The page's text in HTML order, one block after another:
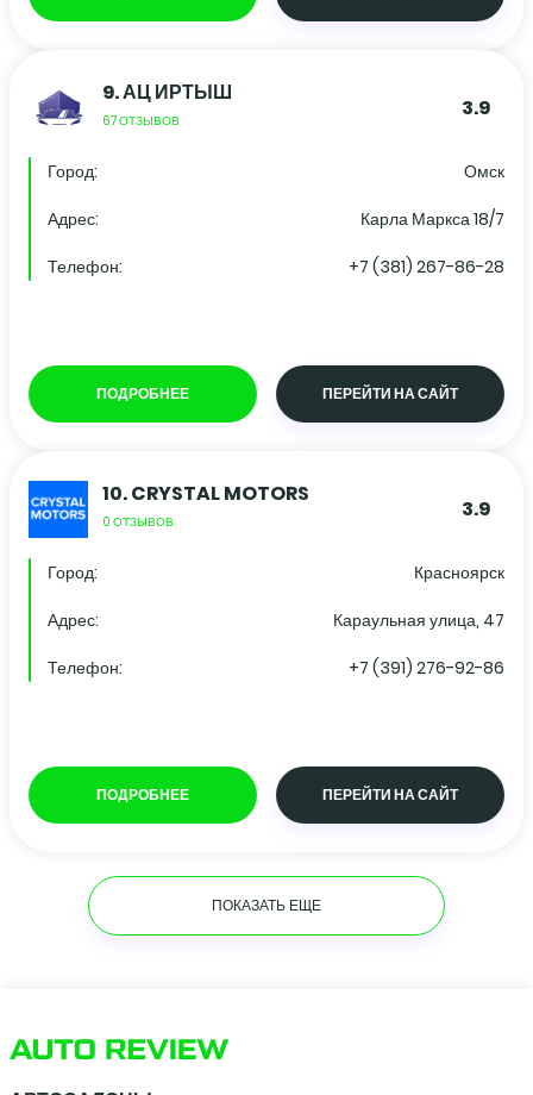
9.АЦ ИРТЫШ
67 ОТЗЫВОВ 3.9
Город:
Омск
Адрес:
Карла Маркса 18/7
Телефон:
+7 (381) 267-86-28
ПОДРОБНЕЕ ПЕРЕЙТИ НА САЙТ
10.CRYSTAL MOTORS
0 ОТЗЫВОВ 3.9
Город:
Красноярск
Адрес:
Караульная улица, 47
Телефон:
+7 (391) 276-92-86
ПОДРОБНЕЕ ПЕРЕЙТИ НА САЙТ
ПОКАЗАТЬ ЕЩЕ